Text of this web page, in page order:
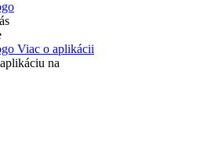
Viac o aplikácii
na